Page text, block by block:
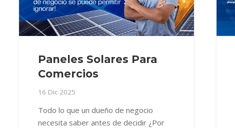
Paneles Solares Para
Comercios
16 Dic 2025
Todo lo que un dueño de negocio
necesita saber antes de decidir ¿Por